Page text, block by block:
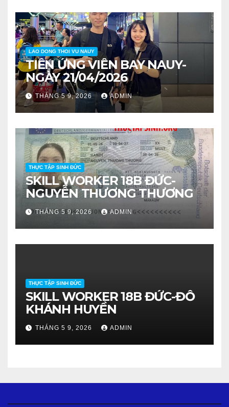
LAO DONG THOI VU NAUY
TIỄN ỨNG VIÊN BAY NAUY-
NGÀY 21/04/2026
THÁNG 5 9, 2026 ADMIN
THỰC TẬP SINH ĐỨC
SKILL WORKER 18B ĐỨC-
NGUYỄN THƯƠNG THƯƠNG
THÁNG 5 9, 2026 ADMIN
THỰC TẬP SINH ĐỨC
SKILL WORKER 18B ĐỨC-ĐỖ
KHÁNH HUYỀN
THÁNG 5 9, 2026 ADMIN